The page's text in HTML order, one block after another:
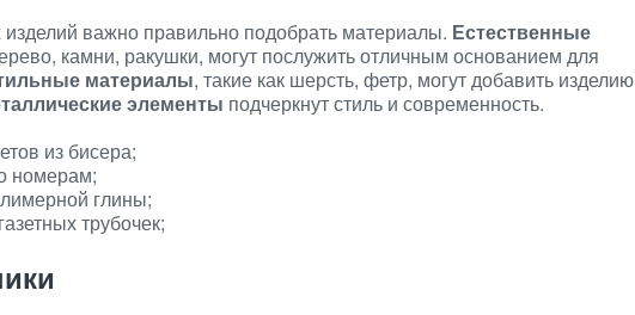
важно правильно подобрать материалы. Естественные
камни, ракушки, могут послужить отличным основанием для
материалы, такие как шерсть, фетр, могут добавить изделию
элементы подчеркнут стиль и современность.
из бисера;
номерам;
глины;
трубочек;